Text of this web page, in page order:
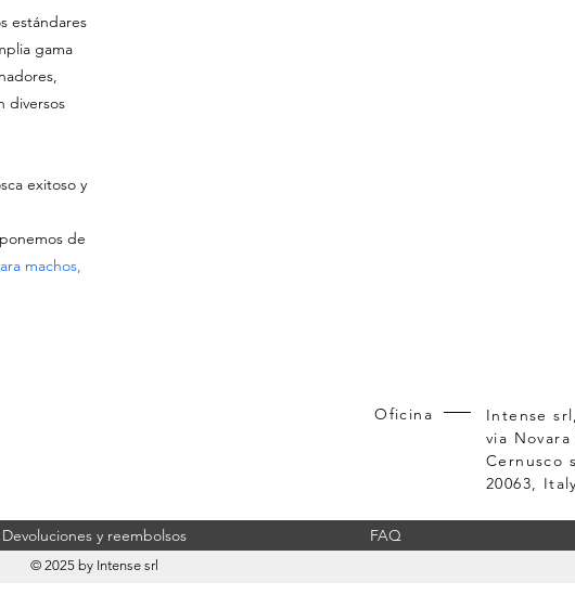
estándares
gama
diversos
exitoso y
de
machos,
Oficina
Intense srl,
via Novara
Cernusco
20063, Italy
Devoluciones y reembolsos FAQ
© 2025 by Intense srl